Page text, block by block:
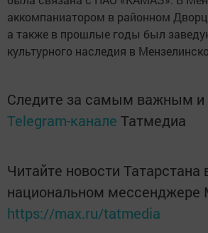
аккомпаниатором в районном
а также в прошлые годы был
культурного наследия в
Следите за самым важным и
Telegram-канале Татмедиа
Читайте новости Татарстана
национальном мессенджере
https://max.ru/tatmedia